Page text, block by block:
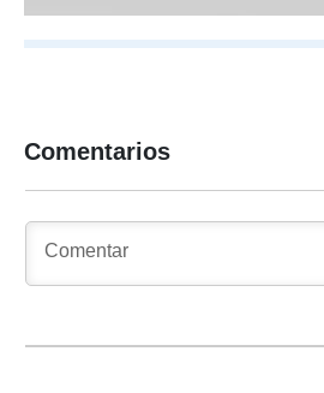
Comentarios